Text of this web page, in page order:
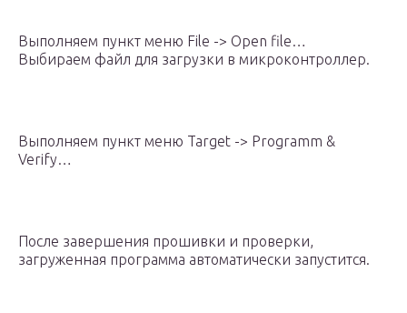
Выполняем пункт меню File -> Open file…
Выбираем файл для загрузки в микроконтроллер.
Выполняем пункт меню Target -> Programm &
Verify…
После завершения прошивки и проверки,
загруженная программа автоматически запустится.